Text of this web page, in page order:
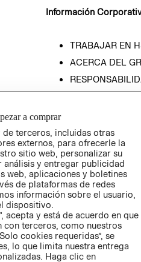
Información
TRABAJAR EN
ACERCA DEL
RELACIÓN
POLÍTICA
a comprar
terceros, incluidas otras
externos, para ofrecerle la
sitio web, personalizar su
análisis y entregar publicidad
web, aplicaciones y boletines
de plataformas de redes
información sobre el usuario,
dispositivo.
acepta y está de acuerdo en que
terceros, como nuestros
cookies requeridas”, se
lo que limita nuestra entrega
Haga clic en